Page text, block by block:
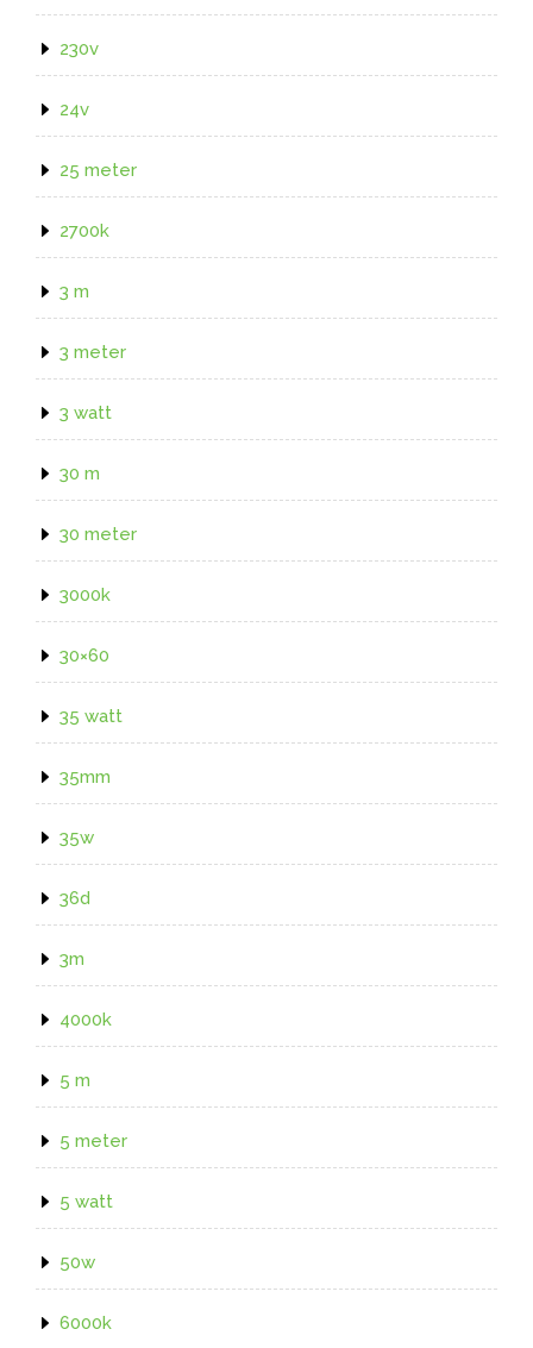
230v
24v
25 meter
2700k
3 m
3 meter
3 watt
30 m
30 meter
3000k
30×60
35 watt
35mm
35w
36d
3m
4000k
5 m
5 meter
5 watt
50w
6000k